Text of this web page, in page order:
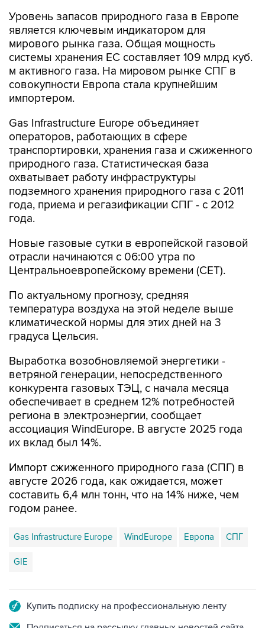
Уровень запасов природного газа в Европе
является ключевым индикатором для
мирового рынка газа. Общая мощность
системы хранения ЕС составляет 109 млрд куб.
м активного газа. На мировом рынке СПГ в
совокупности Европа стала крупнейшим
импортером.
Gas Infrastructure Europe объединяет
операторов, работающих в сфере
транспортировки, хранения газа и сжиженного
природного газа. Статистическая база
охватывает работу инфраструктуры
подземного хранения природного газа с 2011
года, приема и регазификации СПГ - с 2012
года.
Новые газовые сутки в европейской газовой
отрасли начинаются c 06:00 утра по
Центральноевропейскому времени (CET).
По актуальному прогнозу, средняя
температура воздуха на этой неделе выше
климатической нормы для этих дней на 3
градуса Цельсия.
Выработка возобновляемой энергетики -
ветряной генерации, непосредственного
конкурента газовых ТЭЦ, с начала месяца
обеспечивает в среднем 12% потребностей
региона в электроэнергии, сообщает
ассоциация WindEurope. В августе 2025 года
их вклад был 14%.
Импорт сжиженного природного газа (СПГ) в
августе 2026 года, как ожидается, может
составить 6,4 млн тонн, что на 14% ниже, чем
годом ранее.
Gas Infrastructure Europe WindEurope Европа СПГ
GIE
Купить подписку на профессиональную ленту